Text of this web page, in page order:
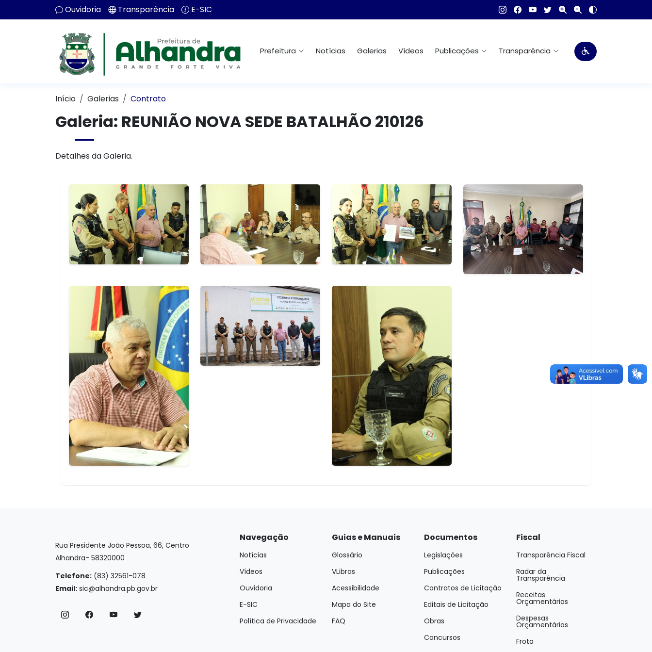
Ouvidoria Transparência E-SIC
Prefeitura Notícias Galerias Vídeos Publicações Transparência
Início Galerias Contrato
Galeria: REUNIÃO NOVA SEDE BATALHÃO 210126
Detalhes da Galeria.
Rua Presidente João Pessoa, 66, Centro
Alhandra- 58320000
Telefone: (83) 32561-078
Email: sic@alhandra.pb.gov.br
Navegação
Notícias
Vídeos
Ouvidoria
E-SIC
Política de Privacidade
Guias e Manuais
Glossário
VLibras
Acessibilidade
Mapa do Site
FAQ
Documentos
Legislações
Publicações
Contratos de Licitação
Editais de Licitação
Obras
Concursos
Fiscal
Transparência Fiscal
Radar da
Transparência
Receitas
Orçamentárias
Despesas
Orçamentárias
Frota